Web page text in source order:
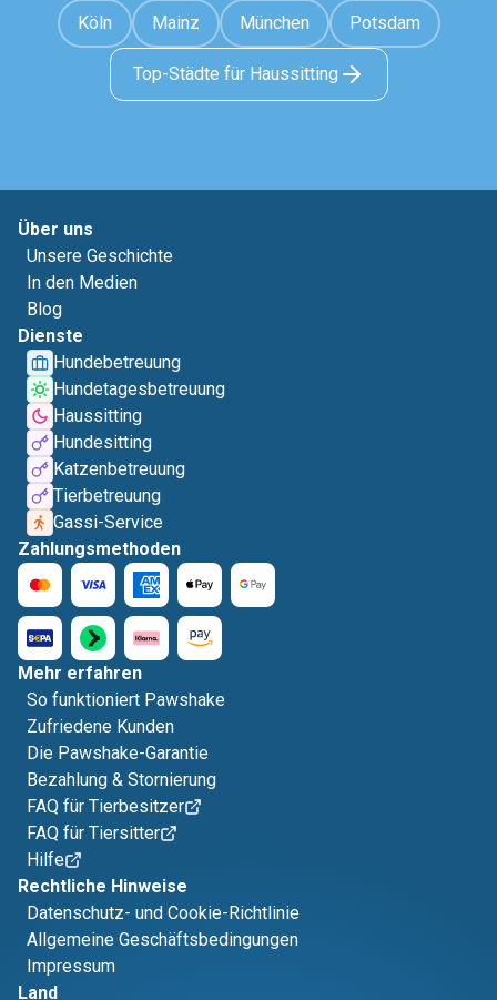
Köln Mainz München Potsdam
Top-Städte für Haussitting
Über uns
Unsere Geschichte
In den Medien
Blog
Dienste
Hundebetreuung
Hundetagesbetreuung
Haussitting
Hundesitting
Katzenbetreuung
Tierbetreuung
Gassi-Service
Zahlungsmethoden
Mehr erfahren
So funktioniert Pawshake
Zufriedene Kunden
Die Pawshake-Garantie
Bezahlung & Stornierung
FAQ für Tierbesitzer
FAQ für Tiersitter
Hilfe
Rechtliche Hinweise
Datenschutz- und Cookie-Richtlinie
Allgemeine Geschäftsbedingungen
Impressum
Land